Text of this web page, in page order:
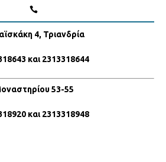
4, Τριανδρία
και 2313318644
53-55
και 2313318948